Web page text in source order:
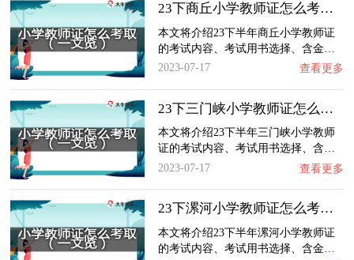
23下商丘小学教师证怎么考取？一文览：含金量…
本文将介绍23下半年商丘小学教师证
的考试内容、考试用书选择、含金…
2023-07-17
查看更多
23下三门峡小学教师证怎么考取？一文览：含金…
本文将介绍23下半年三门峡小学教师
证的考试内容、考试用书选择、含…
2023-07-17
查看更多
23下漯河小学教师证怎么考取？一文览：含金量…
本文将介绍23下半年漯河小学教师证
的考试内容、考试用书选择、含金…